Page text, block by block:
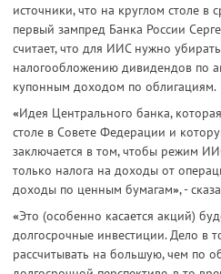
источники, что на круглом столе в
первый зампред Банка России
считает, что для ИИС нужно
налогообложению дивидендов по
купонным доходом по облигациям.
«Идея Центрального банка,
столе в Совете Федерации и
заключается в том, чтобы режим
только налога на доходы от
доходы по ценным бумагам», -
«Это (особенно касается акций)
долгосрочные инвестиции. Дело в
рассчитывать на большую, чем по